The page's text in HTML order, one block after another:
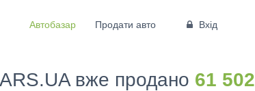
Автобазар Продати авто Вхід
вже продано 61 502